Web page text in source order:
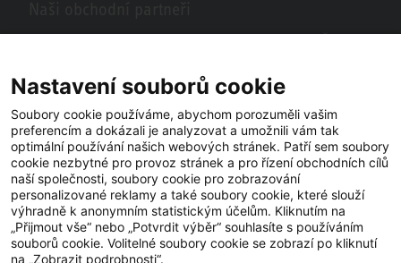
se vám naši partneři ve vašem okolí.
YouTube Facebook LinkedIn
Nastavení souborů cookie
Soubory cookie používáme, abychom porozuměli vašim
preferencím a dokázali je analyzovat a umožnili vám tak
optimální používání našich webových stránek. Patří sem soubory
cookie nezbytné pro provoz stránek a pro řízení obchodních cílů
naší společnosti, soubory cookie pro zobrazování
personalizované reklamy a také soubory cookie, které slouží
výhradně k anonymním statistickým účelům. Kliknutím na
„Přijmout vše“ nebo „Potvrdit výběr“ souhlasíte s používáním
souborů cookie. Volitelné soubory cookie se zobrazí po kliknutí
na „Zobrazit podrobnosti“.